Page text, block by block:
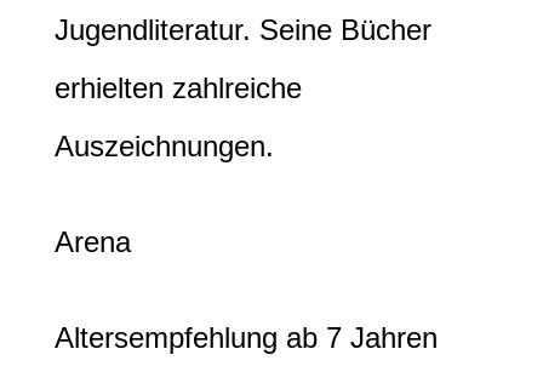
Jugendliteratur. Seine Bücher
erhielten zahlreiche
Auszeichnungen.
Arena
Altersempfehlung ab 7 Jahren